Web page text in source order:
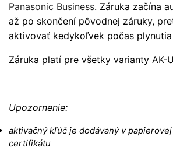
Panasonic Business. Záruka začína
až po skončení pôvodnej záruky,
aktivovať kedykoľvek počas
Záruka platí pre všetky varianty AK-
Upozornenie:
aktivačný kľúč je dodávaný v
certifikátu